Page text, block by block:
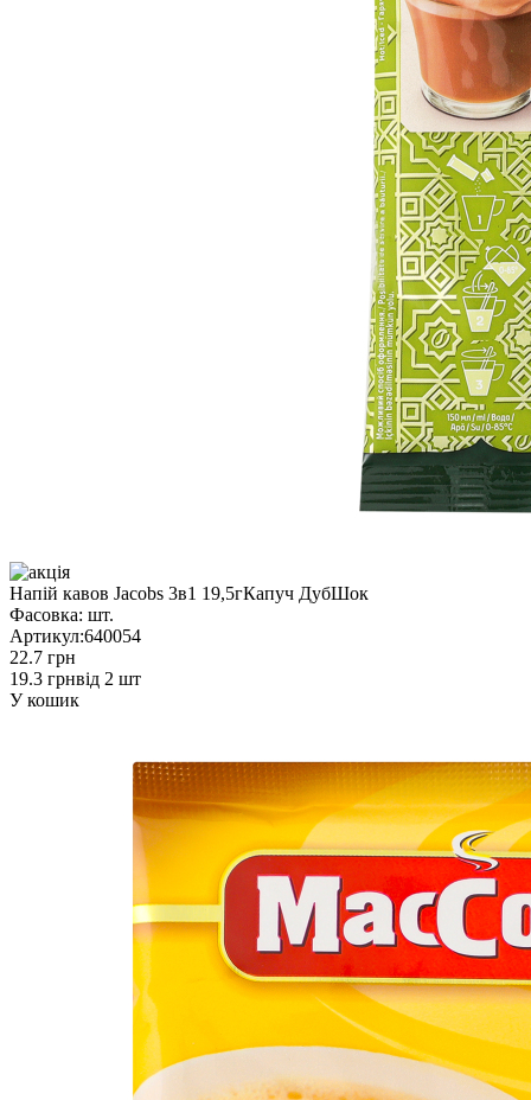
Напій кавов Jacobs 3в1 19,5гКапуч ДубШок
Фасовка: шт.
Артикул:640054
22.7 грн
19.3 грнвід 2 шт
У кошик